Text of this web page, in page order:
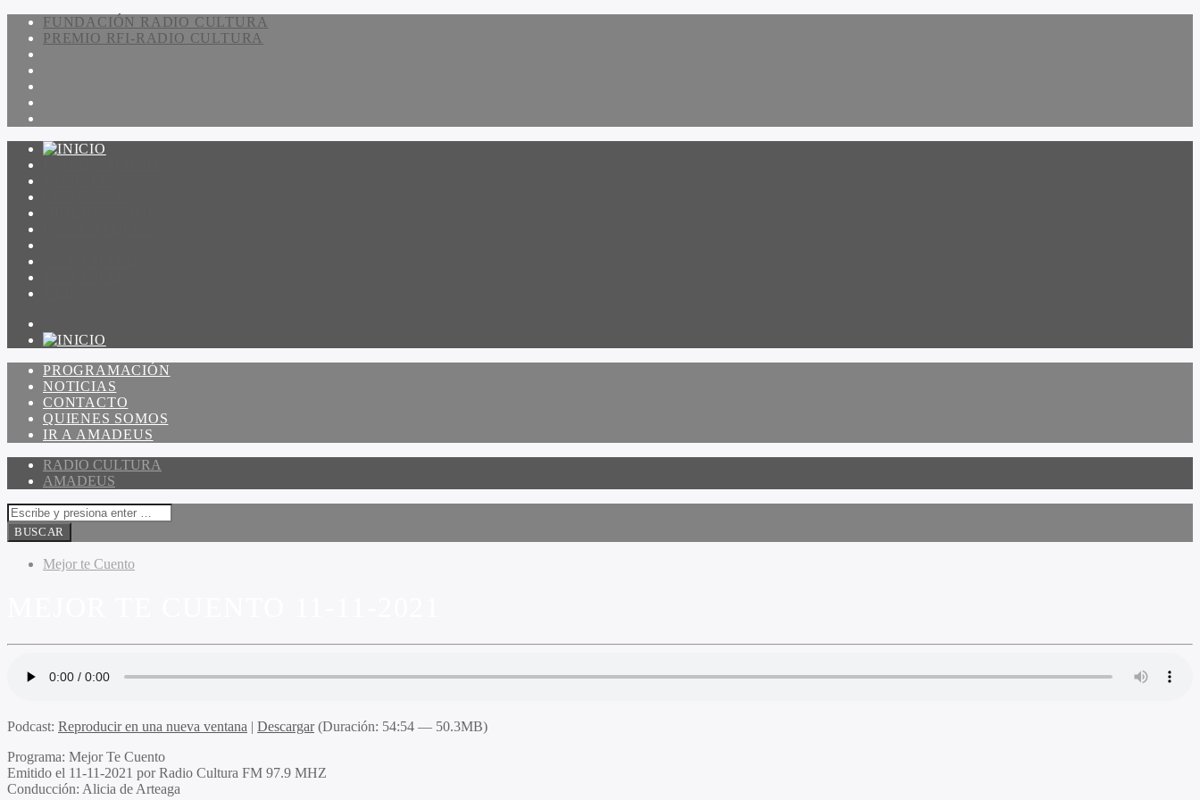
FUNDACIÓN RADIO CULTURA
PREMIO RFI-RADIO CULTURA
PROGRAMACIÓN
NOTICIAS
CONTACTO
QUIENES SOMOS
IR A AMADEUS
RADIO CULTURA
AMADEUS
Mejor te Cuento
Podcast: Reproducir en una nueva ventana | Descargar(Duración: 54:54 — 50.3MB)
Programa: Mejor Te Cuento
Emitido el 11-11-2021 por Radio Cultura FM 97.9 MHZ
Conducción: Alicia de Arteaga